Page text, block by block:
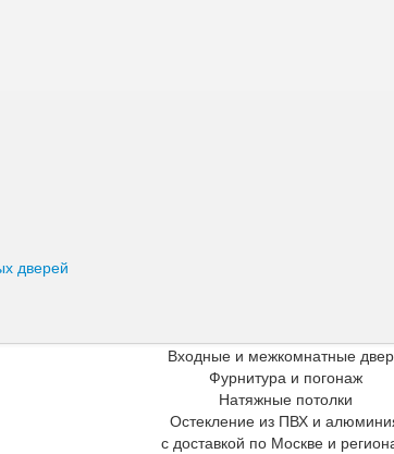
дверей
Входные и межкомнатные
Фурнитура и погонаж
Натяжные потолки
Остекление из ПВХ и
с доставкой по Москве и